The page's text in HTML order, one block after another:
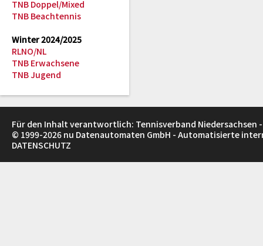
TNB Doppel/Mixed
TNB Beachtennis
Winter 2024/2025
RLNO/NL
TNB Erwachsene
TNB Jugend
Für den Inhalt verantwortlich: Tennisverband Niedersachsen -
© 1999-2026 nu Datenautomaten GmbH - Automatisierte
DATENSCHUTZ